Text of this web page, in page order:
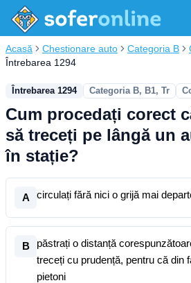
Acasă Chestionare auto Categoria B
Întrebarea 1294
Întrebarea 1294 Categoria B, B1, Tr
Cum procedați corect
să treceți pe lângă un
în stație?
A circulați fără nici o grijă mai
B
păstrați o distanță
treceți cu prudență, pentru că din
pietoni